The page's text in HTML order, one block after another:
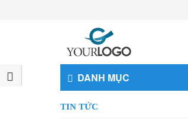
DANH MỤC
TIN TỨC